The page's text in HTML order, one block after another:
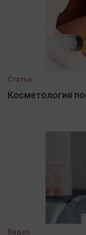
Статья
Косметология
Видео